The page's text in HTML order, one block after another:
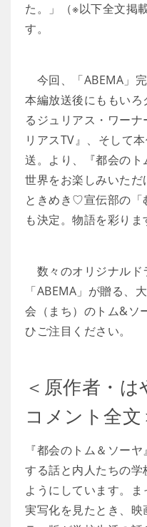
た。」（※以下全文掲
す。
今回、「ABEMA」
本編放送後にももい
るジュリアス・ワー
リアスTV』、そして
送。より、『都会の
世界をお楽しみいた
ときめき♡宣伝部の「
も決定。物語を彩りま
数々のオリジナルド
「ABEMA」が贈る、
会（まち）のトム&ソ
ひご注目ください。
＜原作者・
コメント全文
『都会のトム＆ソー
する話と内人たちの学
ようにしています。ま
実写化を見たとき、